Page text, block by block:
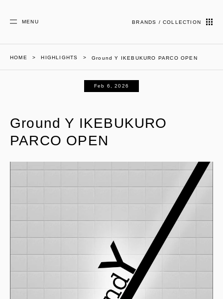
MENU BRANDS / COLLECTION
HOME HIGHLIGHTS Ground Y IKEBUKURO PARCO OPEN
Feb 6, 2026
Ground Y IKEBUKURO
PARCO OPEN